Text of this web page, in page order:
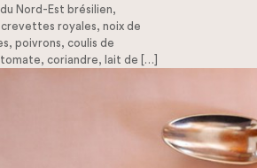
Nord-Est brésilien,
royales, noix de
poivrons, coulis de
tomate, coriandre, lait de […]